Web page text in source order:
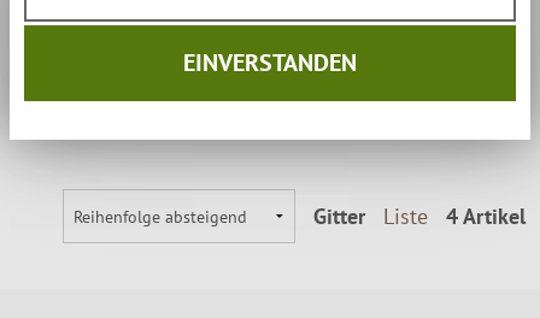
4 Artikel
Gitter Liste
EINVERSTANDEN